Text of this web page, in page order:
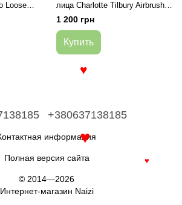
Loose
x 6,5 г
лица Charlotte Tilbury Airbrush
Flawless Finish 1 Fair/Pale
1 200 грн
Купить
+380637138185
информация
Полная версия сайта
© 2014—2026
Интернет-магазин Naizi
♥
♥
♥